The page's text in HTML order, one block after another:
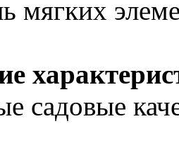
мягких
садовые